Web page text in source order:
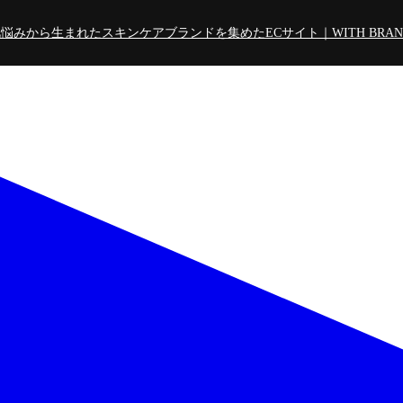
みから生まれたスキンケアブランドを集めたECサイト｜WITH